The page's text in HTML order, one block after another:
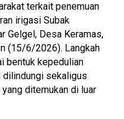
terkait penemuan
irigasi Subak
Gelgel, Desa Keramas,
(15/6/2026). Langkah
bentuk kepedulian
dilindungi sekaligus
ditemukan di luar